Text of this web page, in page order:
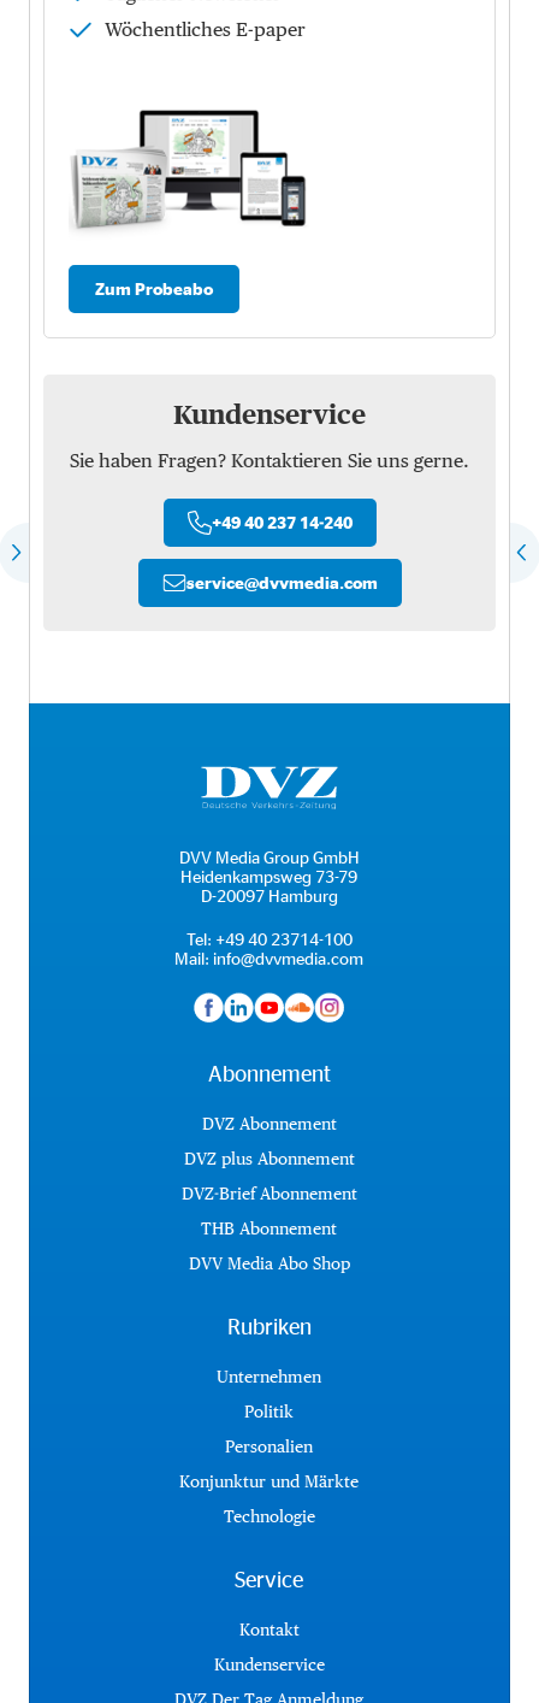
Wöchentliches E-paper
Zum Probeabo
Kundenservice
Sie haben Fragen? Kontaktieren Sie uns gerne.
+49 40 237 14-240
service@dvvmedia.com
DVV Media Group GmbH
Heidenkampsweg 73-79
D-20097 Hamburg
Tel: +49 40 23714-100
Mail: info@dvvmedia.com
Abonnement
DVZ Abonnement
DVZ plus Abonnement
DVZ-Brief Abonnement
THB Abonnement
DVV Media Abo Shop
Rubriken
Unternehmen
Politik
Personalien
Konjunktur und Märkte
Technologie
Service
Kontakt
Kundenservice